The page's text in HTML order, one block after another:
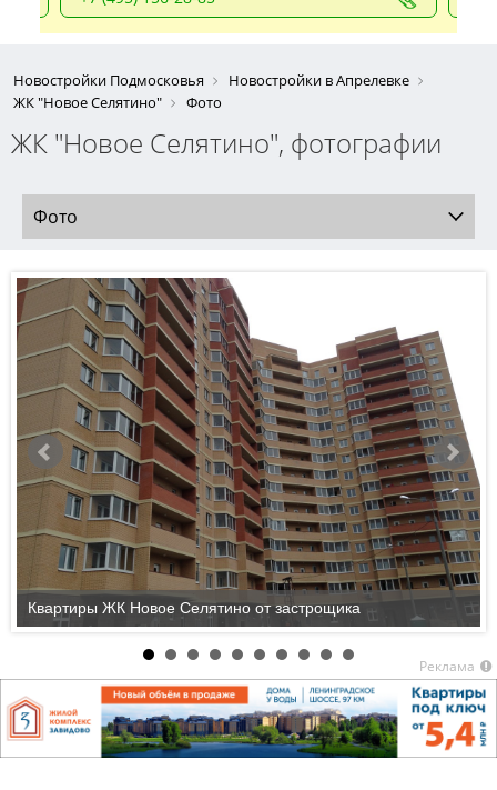
Новостройки Подмосковья
Новостройки в Апрелевке
ЖК "Новое Селятино"
Фото
ЖК "Новое Селятино", фотографии
Фото
Квартиры ЖК Новое Селятино от застрощика
Реклама